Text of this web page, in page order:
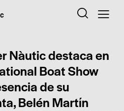
Nàutic destaca en
Boat Show
de su
Belén Martín